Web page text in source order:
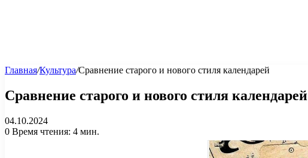
Главная/Культура/Сравнение старого и нового стиля календарей
Сравнение старого и нового стиля календарей
04.10.2024
0 Время чтения: 4 мин.